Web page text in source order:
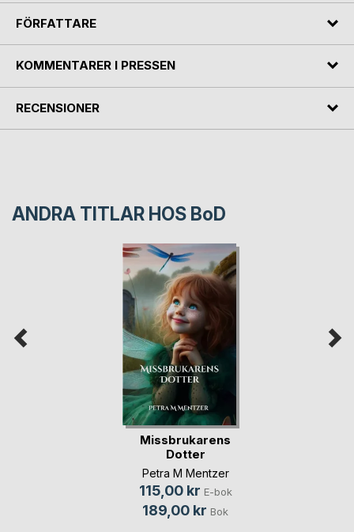
FÖRFATTARE
KOMMENTARER I PRESSEN
RECENSIONER
ANDRA TITLAR HOS BoD
Missbrukarens
Dotter
Petra M Mentzer
115,00 kr E-bok
189,00 kr Bok